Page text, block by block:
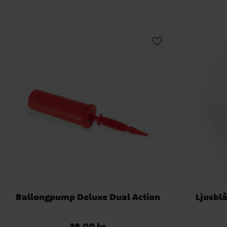
Ballongpump Deluxe Dual Action